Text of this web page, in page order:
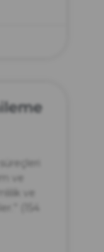
ve
ve
(154